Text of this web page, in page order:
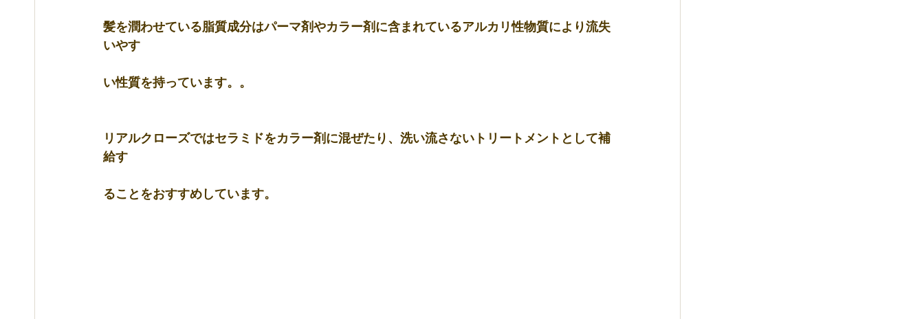
髪を潤わせている脂質成分はパーマ剤やカラー剤に含まれているアルカリ性物質により流失
いやす
い性質を持っています。。
リアルクローズではセラミドをカラー剤に混ぜたり、洗い流さないトリートメントとして補
給す
ることをおすすめしています。